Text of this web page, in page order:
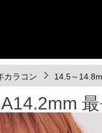
カラコン 14.5～